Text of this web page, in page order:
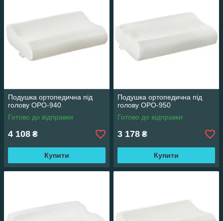
Подушка ортопедична під
голову OPO-940
Готово до відправки
4 108 ₴
Купити
Подушка ортопедична під
голову OPO-950
Готово до відправки
3 178 ₴
Купити